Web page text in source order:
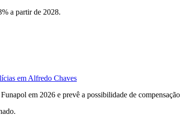
a partir de 2028.
em Alfredo Chaves
em 2026 e prevê a possibilidade de